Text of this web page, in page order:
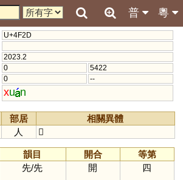
粵
普
U+4F2D
2023.2
0
5422
0
--
xu n
部居
相關異體
人 𠆺
韻目 開合
等第
先/先 開 四